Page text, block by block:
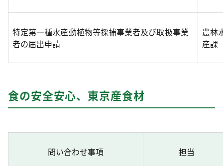
特定第一種水産動植物等採捕事業者及び取扱事業
者の届出申請
農林
産課
食の安全安心、東京産食材
問い合わせ事項 担当